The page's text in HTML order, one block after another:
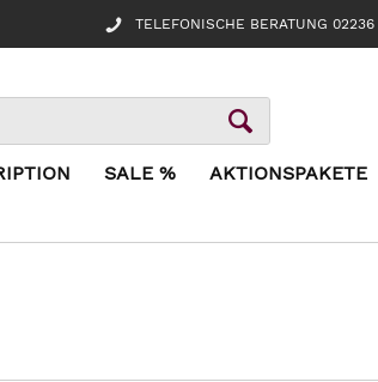
TELEFONISCHE BERATUNG
SALE % AKTIONSPAKETE